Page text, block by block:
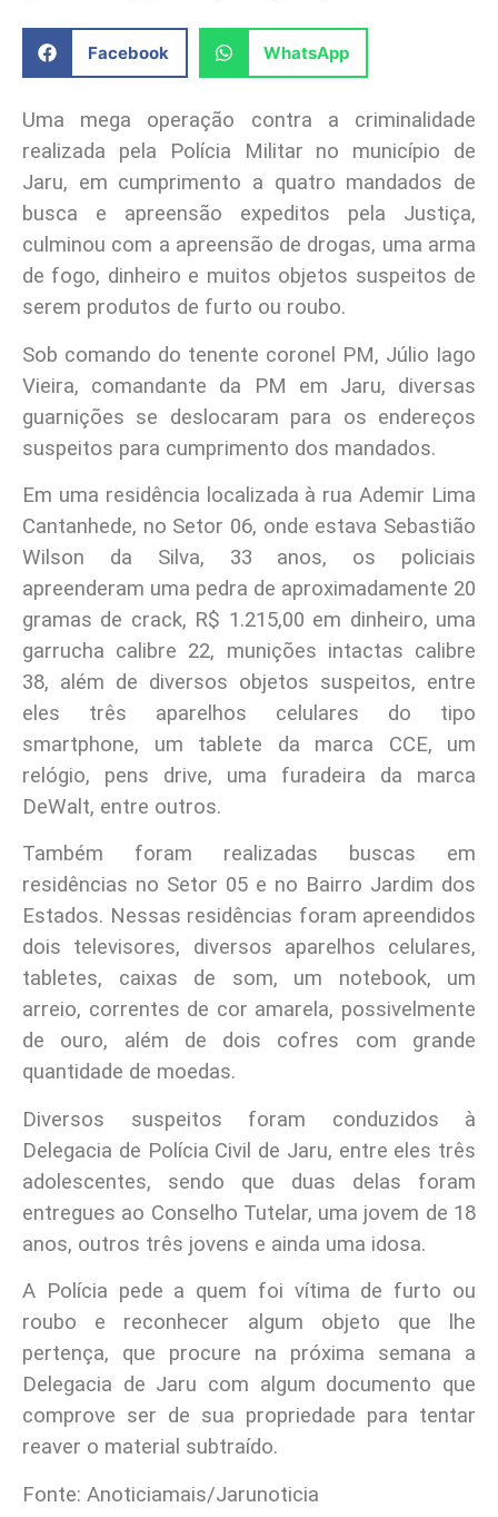
Facebook WhatsApp
Uma mega operação contra a criminalidade
realizada pela Polícia Militar no município de
Jaru, em cumprimento a quatro mandados de
busca e apreensão expeditos pela Justiça,
culminou com a apreensão de drogas, uma arma
de fogo, dinheiro e muitos objetos suspeitos de
serem produtos de furto ou roubo.
Sob comando do tenente coronel PM, Júlio Iago
Vieira, comandante da PM em Jaru, diversas
guarnições se deslocaram para os endereços
suspeitos para cumprimento dos mandados.
Em uma residência localizada à rua Ademir Lima
Cantanhede, no Setor 06, onde estava Sebastião
Wilson da Silva, 33 anos, os policiais
apreenderam uma pedra de aproximadamente 20
gramas de crack, R$ 1.215,00 em dinheiro, uma
garrucha calibre 22, munições intactas calibre
38, além de diversos objetos suspeitos, entre
eles três aparelhos celulares do tipo
smartphone, um tablete da marca CCE, um
relógio, pens drive, uma furadeira da marca
DeWalt, entre outros.
Também foram realizadas buscas em
residências no Setor 05 e no Bairro Jardim dos
Estados. Nessas residências foram apreendidos
dois televisores, diversos aparelhos celulares,
tabletes, caixas de som, um notebook, um
arreio, correntes de cor amarela, possivelmente
de ouro, além de dois cofres com grande
quantidade de moedas.
Diversos suspeitos foram conduzidos à
Delegacia de Polícia Civil de Jaru, entre eles três
adolescentes, sendo que duas delas foram
entregues ao Conselho Tutelar, uma jovem de 18
anos, outros três jovens e ainda uma idosa.
A Polícia pede a quem foi vítima de furto ou
roubo e reconhecer algum objeto que lhe
pertença, que procure na próxima semana a
Delegacia de Jaru com algum documento que
comprove ser de sua propriedade para tentar
reaver o material subtraído.
Fonte: Anoticiamais/Jarunoticia